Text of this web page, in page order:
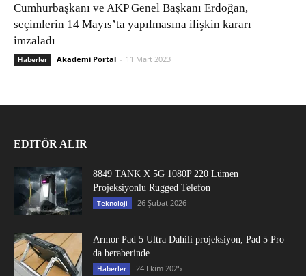
Cumhurbaşkanı ve AKP Genel Başkanı Erdoğan,
seçimlerin 14 Mayıs’ta yapılmasına ilişkin kararı
imzaladı
Haberler Akademi Portal - 11 Mart 2023
EDITÖR ALIR
8849 TANK X 5G 1080P 220 Lümen
Projeksiyonlu Rugged Telefon
Teknoloji 26 Şubat 2026
Armor Pad 5 Ultra Dahili projeksiyon, Pad 5 Pro
da beraberinde...
Haberler 24 Ekim 2025